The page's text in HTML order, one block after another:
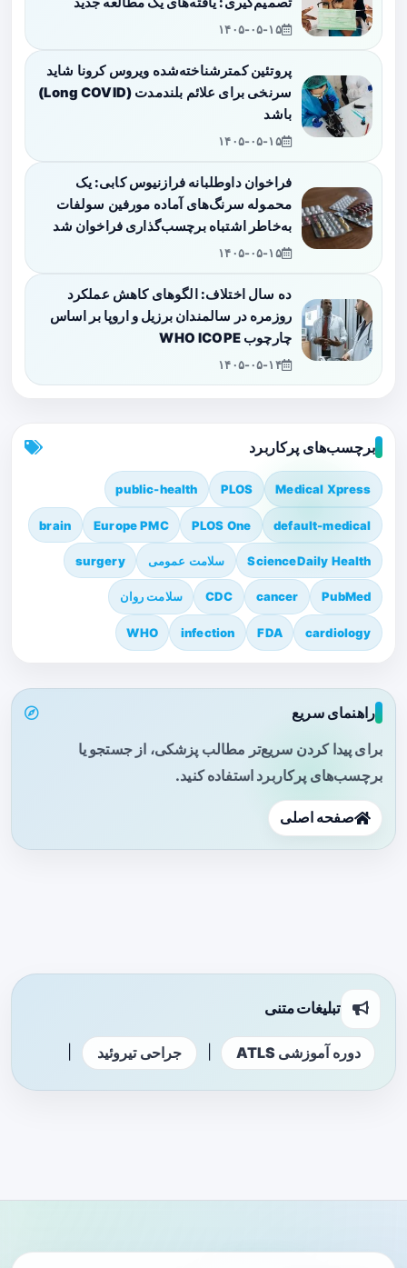
۱۴۰۵-۰۵-۱۵
پروتئین کمترشناخته‌شده ویروس کرونا شاید
سرنخی برای علائم بلندمدت (Long COVID)
باشد
۱۴۰۵-۰۵-۱۵
فراخوان داوطلبانه فرازنیوس کابی: یک
محموله سرنگ‌های آماده مورفین سولفات
به‌خاطر اشتباه برچسب‌گذاری فراخوان شد
۱۴۰۵-۰۵-۱۵
ده سال اختلاف: الگوهای کاهش عملکرد
روزمره در سالمندان برزیل و اروپا بر اساس
چارچوب WHO ICOPE
۱۴۰۵-۰۵-۱۴
برچسب‌های پرکاربرد
Medical Xpress
PLOS
public-health
default-medical
PLOS One
Europe PMC
brain
ScienceDaily Health سلامت عمومی surgery
PubMed
cancer
CDC سلامت روان
cardiology
FDA
infection
WHO
راهنمای سریع
برای پیدا کردن سریع‌تر مطالب پزشکی، از جستجو یا
برچسب‌های پرکاربرد استفاده کنید.
صفحه اصلی
تبلیغات متنی
دوره آموزشی ATLS جراحی تیروئید